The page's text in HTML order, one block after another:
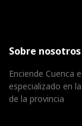
Sobre nosotros
Enciende Cuenca
especializado en
de la provincia